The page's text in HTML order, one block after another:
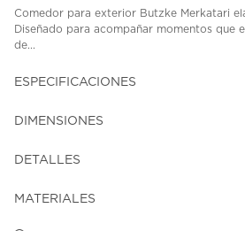
Comedor para exterior Butzke Merkatari
Diseñado para acompañar momentos que
de...
ESPECIFICACIONES
DIMENSIONES
DETALLES
MATERIALES